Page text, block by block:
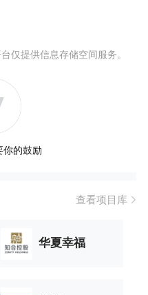
仅提供信息存储空间服务。
你的鼓励
查看项目库
华夏幸福